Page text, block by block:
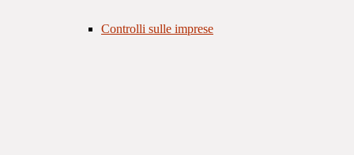
Controlli sulle imprese